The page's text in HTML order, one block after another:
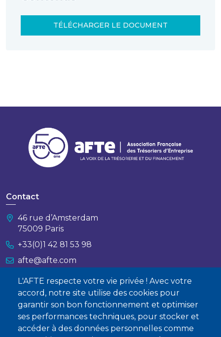
L'AFTE respecte votre vie privée ! Avec votre
accord, notre site utilise des cookies pour
garantir son bon fonctionnement et optimiser
ses performances techniques, pour stocker et
accéder à des données personnelles comme
TÉLÉCHARGER LE DOCUMENT
Contact
46 rue d’Amsterdam
75009 Paris
+33(0)1 42 81 53 98
afte@afte.com
Nous contacter
À propos
Qui sommes-nous ?